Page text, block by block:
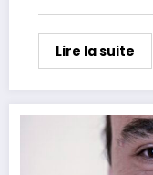
Lire la suite